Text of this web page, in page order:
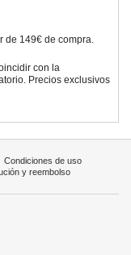
de 149€ de compra.
con la
Precios exclusivos
Condiciones de uso
y reembolso